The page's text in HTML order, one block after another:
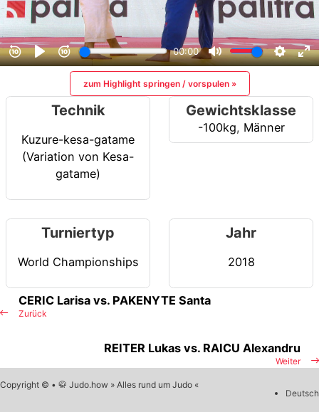
zum Highlight springen / vorspulen »
Technik
Kuzure-kesa-gatame
(Variation von Kesa-
gatame)
Gewichtsklasse
-100kg, Männer
Turniertyp
World Championships
Jahr
2018
Zurück
CERIC Larisa vs. PAKENYTE Santa
Weiter
REITER Lukas vs. RAICU Alexandru
Copyright © • 🥋 Judo.how » Alles rund um Judo «
Deutsch